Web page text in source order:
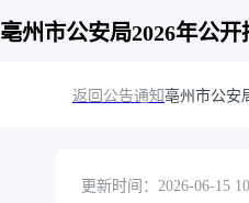
亳州市公安局2026年公
返回公告通知 亳州市公安
更新时间：2026-06-15